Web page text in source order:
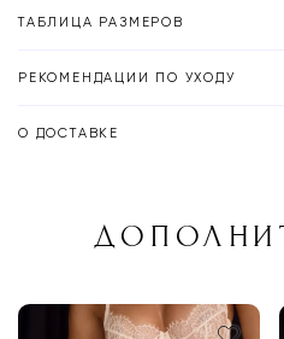
ТАБЛИЦА РАЗМЕРОВ
РЕКОМЕНДАЦИИ ПО УХОДУ
О ДОСТАВКЕ